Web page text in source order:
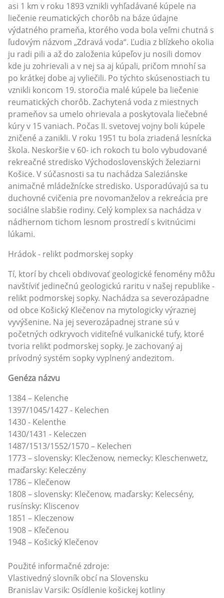
asi 1 km v roku 1893 vznikli vyhľadávané kúpele na
liečenie reumatických chorôb na báze údajne
výdatného prameňa, ktorého voda bola veľmi chutná s
ľudovým názvom „Zdravá voda“. Ľudia z blízkeho okolia
ju radi pili a až do založenia kúpeľov ju nosili domov
kde ju zohrievali a v nej sa aj kúpali, pričom mnohí sa
po krátkej dobe aj vyliečili. Po týchto skúsenostiach tu
vznikli koncom 19. storočia malé kúpele ba liečenie
reumatických chorôb. Zachytená voda z miestnych
prameňov sa umelo ohrievala a poskytovala liečebné
kúry v 15 vaniach. Počas II. svetovej vojny boli kúpele
zničené a zanikli. V roku 1951 tu bola zriadená lesnícka
škola. Neskoršie v 60- ich rokoch tu bolo vybudované
rekreačné stredisko Východoslovenských železiarni
Košice. V súčasnosti sa tu nachádza Saleziánske
animačné mládežnícke stredisko. Usporadúvajú sa tu
duchovné cvičenia pre novomanželov a rekreácia pre
sociálne slabšie rodiny. Celý komplex sa nachádza v
nádhernom tichom lesnom prostredí s kvitnúcimi
lúkami.
Hrádok - relikt podmorskej sopky
Tí, ktorí by chceli obdivovať geologické fenomény môžu
navštíviť jedinečnú geologickú raritu v našej republike -
relikt podmorskej sopky. Nachádza sa severozápadne
od obce Košický Klečenov na mytologicky výraznej
vyvýšenine. Na jej severozápadnej strane sú v
početných odkryvoch viditeľné vulkanické tufy, ktoré
tvoria relikt podmorskej sopky. Je zachovaný aj
prívodný systém sopky vyplnený andezitom.
Genéza názvu
1384 – Kelenche
1397/1045/1427 - Kelechen
1430 - Kelenthe
1430/1431 - Keleczen
1487/1513/1552/1570 – Kelechen
1773 – slovensky: Klecženow, nemecky: Kleschenwetz,
maďarsky: Keleczény
1786 – Klečenow
1808 – slovensky: Klečenow, maďarsky: Kelecsény,
rusínsky: Kliscenov
1851 – Kleczenow
1908 – Kľečenou
1948 – Košický Klečenov
Použité informačné zdroje:
Vlastivedný slovník obcí na Slovensku
Branislav Varsik: Osídlenie košickej kotliny